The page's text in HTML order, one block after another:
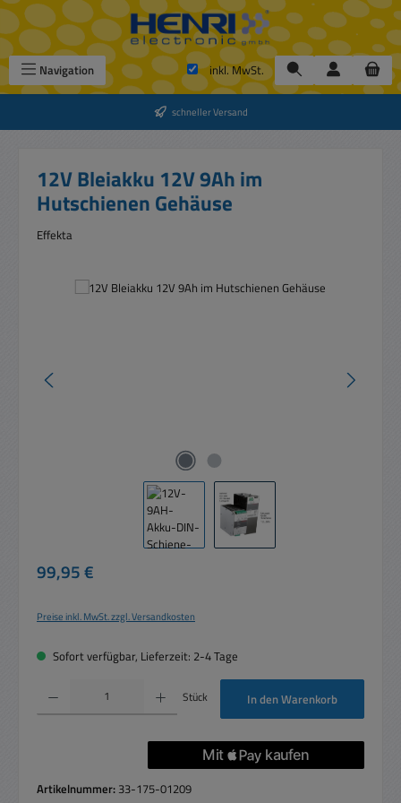
Zum Hauptinhalt springen
Navigation inkl. MwSt.
schneller Versand
12V Bleiakku 12V 9Ah im
Hutschienen Gehäuse
Effekta
Bildergalerie überspringen
Regulärer Preis:
99,95 €
Preise inkl. MwSt. zzgl. Versandkosten
Sofort verfügbar, Lieferzeit: 2-4 Tage
Produkt Anzahl: Gib den gewünschten Wert ein oder benutze die Schaltflächen um
Stück In den Warenkorb
Artikelnummer: 33-175-01209